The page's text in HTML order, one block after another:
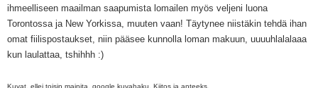
ihmeelliseen maailman saapumista lomailen myös veljeni luona
Torontossa ja New Yorkissa, muuten vaan! Täytynee niistäkin tehdä ihan
omat fiilispostaukset, niin pääsee kunnolla loman makuun, uuuuhlalalaaa
kun laulattaa, tshihhh :)
Kuvat, ellei toisin mainita, google kuvahaku. Kiitos ja anteeks.